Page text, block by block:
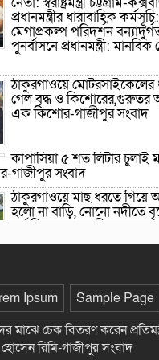
প্রধানমন্ত্রীর ধারাবাহিক
মেগাপ্রকল্প পরিদর্শন
পুনর্বাসনে প্রধানমন্ত্রী: মানবিক
ঠাকুরগাঁওয়ে মোটরসাইকেলের
গেল বৃদ্ধ ও
এক কিশোর-গাজীপুর সংবাদ
কাপাসিয়া ৫ শত লিটার চুলাই
গাজীপুর সংবাদ
ঠাকুরগাঁওয়ে মাছ ধরতে গিয়ে
হলো না বাড়ি, নোনো নদীতে
মর্মান্তিক মৃত্যু-গাজীপুর সংবাদ
গাজীপুর সংবাদ
ছাতক সিমেন্ট ফ্যাক্টরি-তে
কর্মসূচীর উদ্বোধন-গাজীপুর
Ipsum
Sample Page
মাঝে চেক বিতরণ করেন
হোসেন রিমি-গাজীপুর সংবাদ